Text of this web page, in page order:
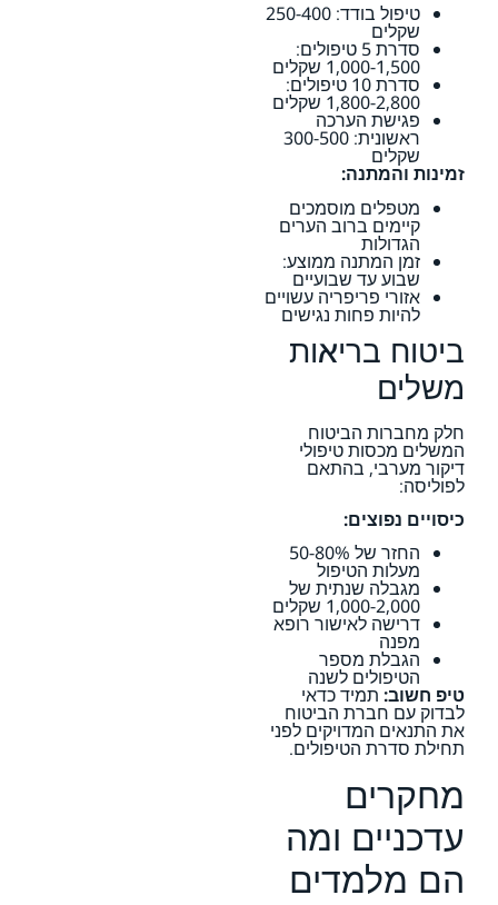
טיפול בודד: 250-400
שקלים
סדרת 5 טיפולים:
1,000-1,500 שקלים
סדרת 10 טיפולים:
1,800-2,800 שקלים
פגישת הערכה
ראשונית: 300-500
שקלים
זמינות והמתנה:
מטפלים מוסמכים
קיימים ברוב הערים
הגדולות
זמן המתנה ממוצע:
שבוע עד שבועיים
אזורי פריפריה עשויים
להיות פחות נגישים
ביטוח בריאות
משלים
חלק מחברות הביטוח
המשלים מכסות טיפולי
דיקור מערבי, בהתאם
לפוליסה:
כיסויים נפוצים:
החזר של 50-80%
מעלות הטיפול
מגבלה שנתית של
1,000-2,000 שקלים
דרישה לאישור רופא
מפנה
הגבלת מספר
הטיפולים לשנה
טיפ חשוב: תמיד כדאי
לבדוק עם חברת הביטוח
את התנאים המדויקים לפני
תחילת סדרת הטיפולים.
מחקרים
עדכניים ומה
הם מלמדים